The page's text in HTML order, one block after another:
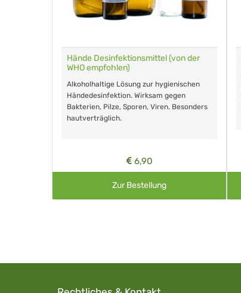
Hände Desinfektionsmittel (von der
WHO empfohlen)
Alkoholhaltige Lösung zur hygienischen
Händedesinfektion. Wirksam gegen
Bakterien, Pilze, Sporen, Viren. Besonders
hautverträglich.
6,90
Zur Bestellung